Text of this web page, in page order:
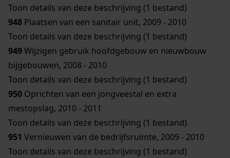
Toon details van deze beschrijving (1 bestand)
948 Plaatsen van een sanitair unit, 2009 - 2010
Toon details van deze beschrijving (1 bestand)
949Wijzigen gebruik hoofdgebouw en nieuwbouw
bijgebouwen, 2008 - 2010
Toon details van deze beschrijving (1 bestand)
950 Oprichten van een jongveestal en extra
mestopslag, 2010 - 2011
Toon details van deze beschrijving (1 bestand)
951 Vernieuwen van de bedrijfsruimte, 2009 - 2010
Toon details van deze beschrijving (1 bestand)